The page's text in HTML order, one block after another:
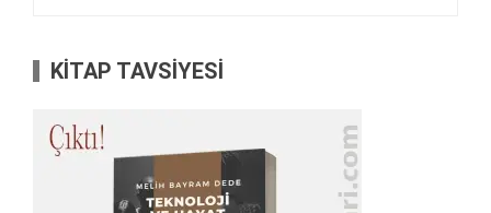
KİTAP TAVSİYESİ